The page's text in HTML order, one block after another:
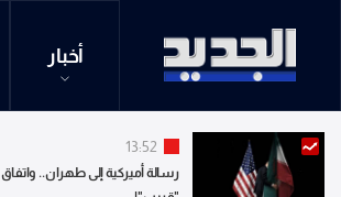
أخبار
13:52
رسالة أميركية إلى طهران.. واتفاق